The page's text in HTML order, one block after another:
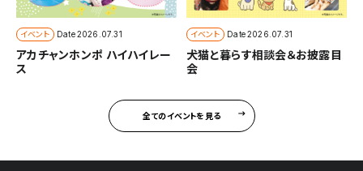
イベント Date2026.07.31
アカチャンホンポ ハイハイレー
ス
イベント Date2026.07.31
犬猫と暮らす相談会＆お披露目
会
全てのイベントを見る